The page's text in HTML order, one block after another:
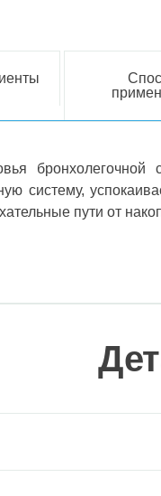
систему,
пути от